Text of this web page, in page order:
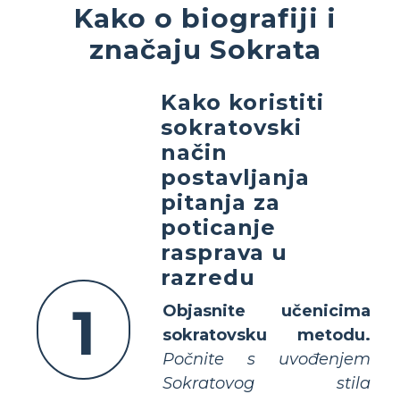
Kako o biografiji i
značaju Sokrata
1
Kako koristiti
sokratovski
način
postavljanja
pitanja za
poticanje
rasprava u
razredu
Objasnite učenicima
sokratovsku metodu.
Počnite s uvođenjem
Sokratovog stila